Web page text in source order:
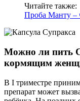
Читайте также:
Проба Манту –
Можно ли пить
кормящим
В I триместре
препарат может